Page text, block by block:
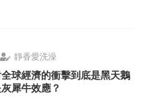
靜香愛洗澡
球經濟的衝擊到底是黑天鵝
犀牛效應？